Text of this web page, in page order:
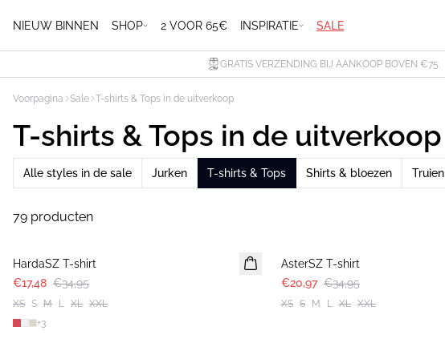
NIEUW BINNEN SHOP 2 VOOR 65€ INSPIRATIE SALE
GRATIS VERZENDING BIJ AANKOOP BOVEN €75
Voorpagina Sale T-shirts & Tops in de uitverkoop
T-shirts & Tops in de uitverkoop
Alle styles in de sale Jurken T-shirts & Tops Shirts & bloezen Truien
79 producten
HardaSZ T-shirt
€17,48 €34,95
XS S M L XL XXL
+3
AsterSZ T-shirt
€20,97 €34,95
XS S M L XL XXL